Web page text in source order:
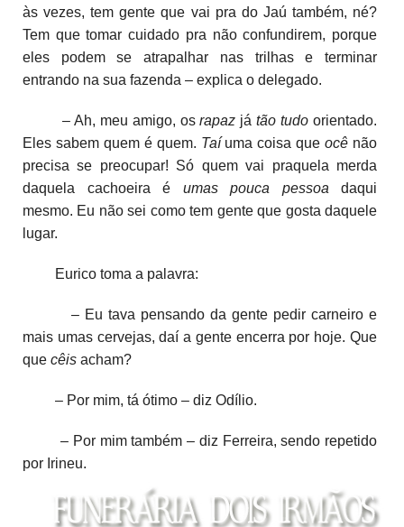
às vezes, tem gente que vai pra do Jaú também, né?
Tem que tomar cuidado pra não confundirem, porque
eles podem se atrapalhar nas trilhas e terminar
entrando na sua fazenda – explica o delegado.
– Ah, meu amigo, osrapaz játão tudo orientado.
Eles sabem quem é quem. Taíuma coisa queocê não
precisa se preocupar! Só quem vai praquela merda
daquela cachoeira é umas pouca pessoa daqui
mesmo. Eu não sei como tem gente que gosta daquele
lugar.
Eurico toma a palavra:
– Eu tava pensando da gente pedir carneiro e
mais umas cervejas, daí a gente encerra por hoje. Que
que cêis acham?
– Por mim, tá ótimo – diz Odílio.
– Por mim também – diz Ferreira, sendo repetido
por Irineu.